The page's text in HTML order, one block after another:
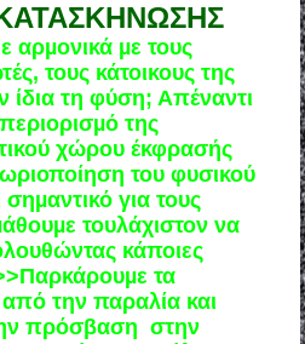
µε τους
τους κάτοικους της
ίδια τη φύση; Απέναντι
της
χώρου έκφρασής
του φυσικού
για τους
τουλάχιστον να
κάποιες
τα
από την παραλία και
πρόσβαση στην